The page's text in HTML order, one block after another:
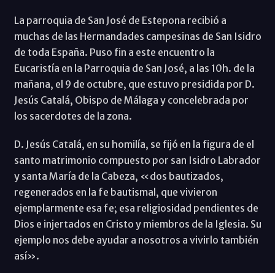
La parroquia de San José de Estepona recibió a
muchas de las Hermandades campesinas de San Isidro
de toda España. Puso fin a este encuentro la
Eucaristía en la Parroquia de San José, a las 10h. de la
mañana, el 9 de octubre, que estuvo presidida por D.
Jesús Catalá, Obispo de Málaga y concelebrada por
los sacerdotes de la zona.
D. Jesús Catalá, en su homilía, se fijó en la figura de el
santo matrimonio compuesto por san Isidro Labrador
y santa María de la Cabeza, «dos bautizados,
regenerados en la fe bautismal, que vivieron
ejemplarmente esa fe; esa religiosidad pendientes de
Dios e injertados en Cristo y miembros de la Iglesia. Su
ejemplo nos debe ayudar a nosotros a vivirlo también
así».